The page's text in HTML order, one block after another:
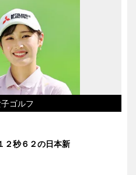
ゴルフ
２秒６２の日本新